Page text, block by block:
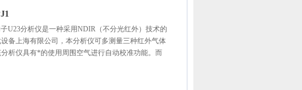
U23分析仪是一种采用NDIR（不分光红外）技术的
备上海有限公司，本分析仪可多测量三种红外气体
析仪具有*的使用周围空气进行自动校准功能。而